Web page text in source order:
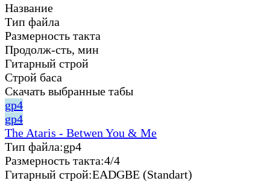
Название
Тип файла
Размерность такта
Продолж-сть, мин
Гитарный строй
Строй баса
Скачать выбранные табы
gp4
gp4
The Ataris - Betwen You & Me
Тип файла:gp4
Размерность такта:4/4
Гитарный строй:EADGBE (Standart)